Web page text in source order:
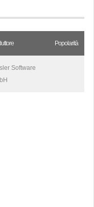
Popolarità
Software